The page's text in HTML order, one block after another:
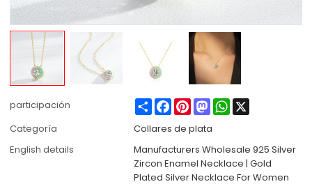
participación ShareFacebook
PinterestMastodonWhatsApp
Categoría
Collares de plata
English details
Manufacturers Wholesale 925 Silver
Zircon Enamel Necklace | Gold
Plated Silver Necklace For Women